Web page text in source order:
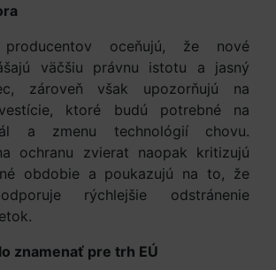
producentov oceňujú, že nové
väčšiu právnu istotu a jasný
zároveň však upozorňujú na
ktoré budú potrebné na
a zmenu technológií chovu.
ochranu zvierat naopak kritizujú
obdobie a poukazujú na to, že
rýchlejšie odstránenie
znamenať pre trh EÚ